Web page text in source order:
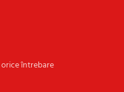
întrebare